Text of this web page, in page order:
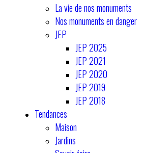
La vie de nos monuments
Nos monuments en danger
JEP
JEP 2025
JEP 2021
JEP 2020
JEP 2019
JEP 2018
Tendances
Maison
Jardins